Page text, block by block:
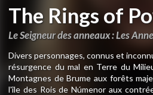
The Rings of
Le Seigneur des anneaux : Les
Divers personnages, connus et
résurgence du mal en Terre du
Montagnes de Brume aux forêts
l'île des Rois de Númenor aux